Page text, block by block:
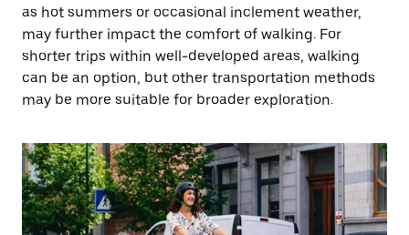
as hot summers or occasional inclement weather,
may further impact the comfort of walking. For
shorter trips within well-developed areas, walking
can be an option, but other transportation methods
may be more suitable for broader exploration.